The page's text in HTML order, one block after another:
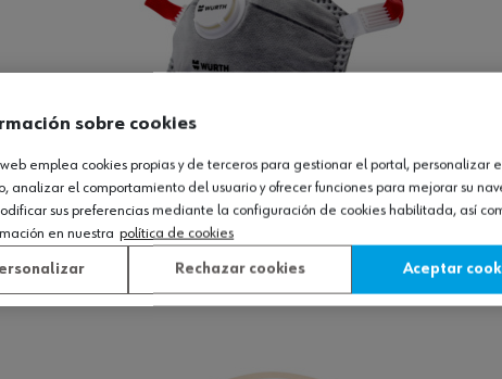
NR
sobre cookies
web emplea cookies propias y de terceros para gestionar el portal, personalizar
analizar el comportamiento del usuario y ofrecer funciones para mejorar su
sus preferencias mediante la configuración de cookies habilitada, así
en nuestra política de cookies
Rechazar cookies Aceptar